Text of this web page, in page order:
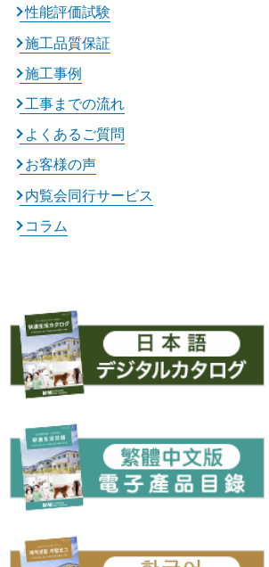
性能評価試験
施工品質保証
施工事例
工事までの流れ
よくあるご質問
お客様の声
内覧会同行サービス
コラム